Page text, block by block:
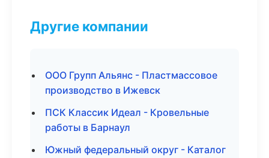
Другие компании
ООО Групп Альянс - Пластмассовое
производство в Ижевск
ПСК Классик Идеал - Кровельные
работы в Барнаул
Южный федеральный округ - Каталог